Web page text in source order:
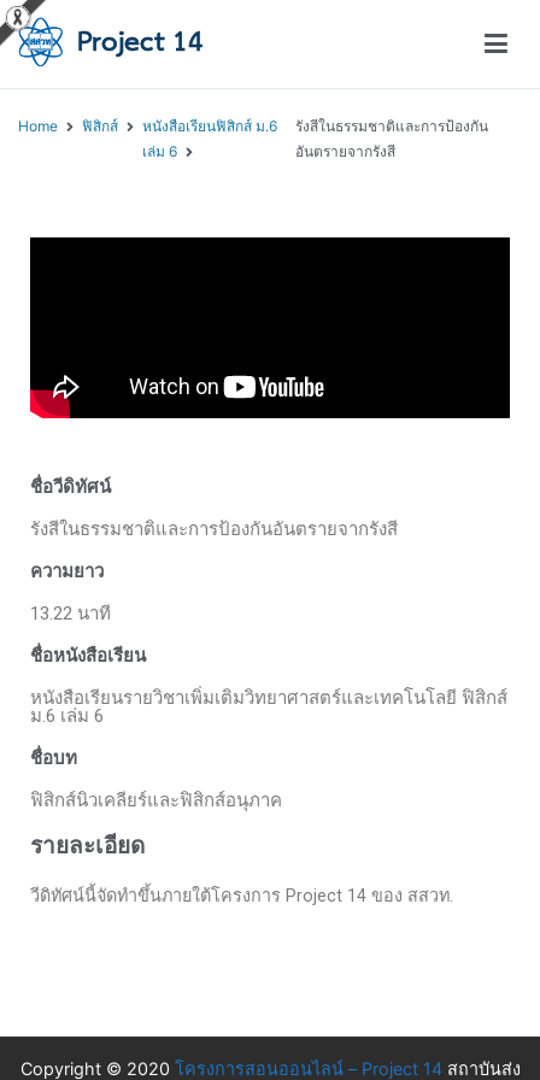
Home ฟิสิกส์
หนังสือเรียนฟิสิกส์ ม.6
เล่ม 6
รังสีในธรรมชาติและการป้องกัน
อันตรายจากรังสี
ชื่อวีดิทัศน์
รังสีในธรรมชาติและการป้องกันอันตรายจากรังสี
ความยาว
13.22 นาที
ชื่อหนังสือเรียน
หนังสือเรียนรายวิชาเพิ่มเติมวิทยาศาสตร์และเทคโนโลยี ฟิสิกส์
ม.6 เล่ม 6
ชื่อบท
ฟิสิกส์นิวเคลียร์และฟิสิกส์อนุภาค
รายละเอียด
วีดิทัศน์นี้จัดทำขึ้นภายใต้โครงการ Project 14 ของ สสวท.
Copyright © 2020 โครงการสอนออนไลน์ – Project 14สถาบันส่ง